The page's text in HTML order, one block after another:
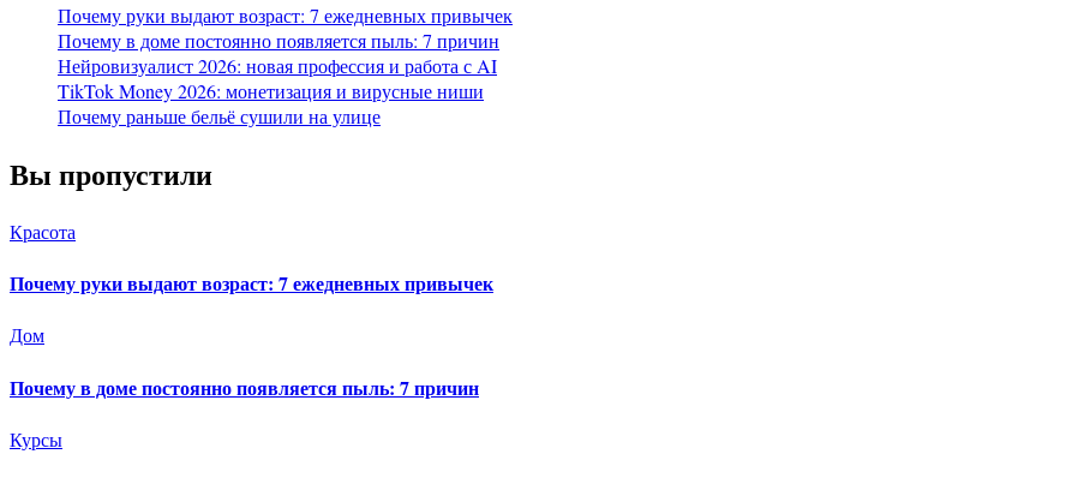
Почему руки выдают возраст: 7 ежедневных привычек
Почему в доме постоянно появляется пыль: 7 причин
Нейровизуалист 2026: новая профессия и работа с AI
TikTok Money 2026: монетизация и вирусные ниши
Почему раньше бельё сушили на улице
Вы пропустили
Красота
Почему руки выдают возраст: 7 ежедневных привычек
Дом
Почему в доме постоянно появляется пыль: 7 причин
Курсы